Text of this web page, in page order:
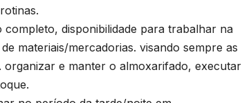
completo, disponibilidade para trabalhar na
materiais/mercadorias. visando sempre as
organizar e manter o almoxarifado, executar